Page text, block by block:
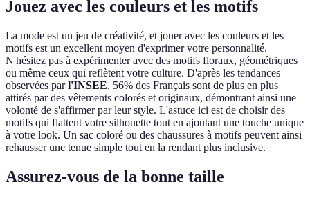
Jouez avec les couleurs et les motifs
La mode est un jeu de créativité, et jouer avec les couleurs et les
motifs est un excellent moyen d'exprimer votre personnalité.
N'hésitez pas à expérimenter avec des motifs floraux, géométriques
ou même ceux qui reflètent votre culture. D'après les tendances
observées parl'INSEE, 56% des Français sont de plus en plus
attirés par des vêtements colorés et originaux, démontrant ainsi une
volonté de s'affirmer par leur style. L'astuce ici est de choisir des
motifs qui flattent votre silhouette tout en ajoutant une touche unique
à votre look. Un sac coloré ou des chaussures à motifs peuvent ainsi
rehausser une tenue simple tout en la rendant plus inclusive.
Assurez-vous de la bonne taille